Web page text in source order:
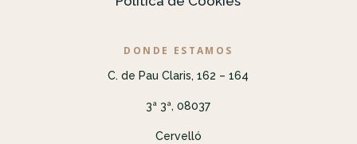
DONDE ESTAMOS
C. de Pau Claris, 162 – 164
3ª 3ª, 08037
Cervelló